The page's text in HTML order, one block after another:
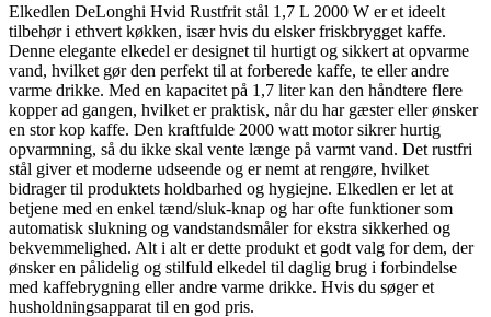
Elkedlen DeLonghi Hvid Rustfrit stål 1,7 L 2000 W er et ideelt
tilbehør i ethvert køkken, især hvis du elsker friskbrygget kaffe.
Denne elegante elkedel er designet til hurtigt og sikkert at opvarme
vand, hvilket gør den perfekt til at forberede kaffe, te eller andre
varme drikke. Med en kapacitet på 1,7 liter kan den håndtere flere
kopper ad gangen, hvilket er praktisk, når du har gæster eller ønsker
en stor kop kaffe. Den kraftfulde 2000 watt motor sikrer hurtig
opvarmning, så du ikke skal vente længe på varmt vand. Det rustfri
stål giver et moderne udseende og er nemt at rengøre, hvilket
bidrager til produktets holdbarhed og hygiejne. Elkedlen er let at
betjene med en enkel tænd/sluk-knap og har ofte funktioner som
automatisk slukning og vandstandsmåler for ekstra sikkerhed og
bekvemmelighed. Alt i alt er dette produkt et godt valg for dem, der
ønsker en pålidelig og stilfuld elkedel til daglig brug i forbindelse
med kaffebrygning eller andre varme drikke. Hvis du søger et
husholdningsapparat til en god pris.